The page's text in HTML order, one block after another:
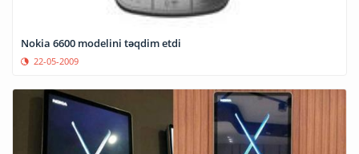
Nokia 6600 modelini təqdim etdi
22-05-2009